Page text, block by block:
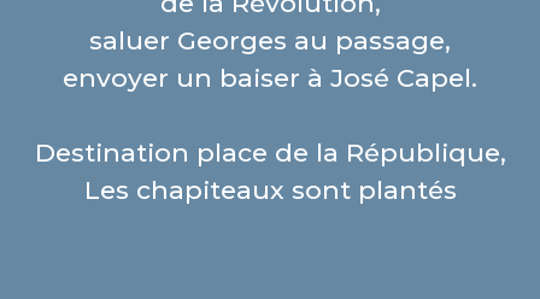
saluer Georges au passage,
envoyer un baiser à José Capel.
Destination place de la République,
Les chapiteaux sont plantés